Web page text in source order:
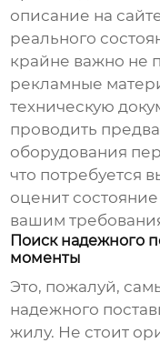
описание на
реального
крайне важно не
рекламные
техническую
проводить
оборудования
что потребуется
оценит
вашим
Поиск надежного
моменты
Это, пожалуй,
надежного
жилу. Не стоит